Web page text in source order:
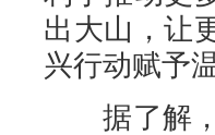
出大山，让
兴行动赋予
据了解，